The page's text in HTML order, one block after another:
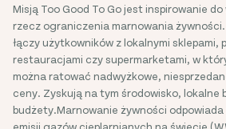
Misją Too Good To Go jest inspirowanie
rzecz ograniczenia marnowania
łączy użytkowników z lokalnymi sklepami,
restauracjami czy supermarketami, w
można ratować nadwyżkowe,
ceny. Zyskują na tym środowisko, lokalne
budżety.Marnowanie żywności
emisji gazów cieplarnianych na świecie